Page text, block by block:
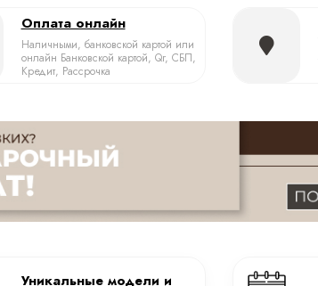
Оплата онлайн
Наличными, банковской картой или
онлайн Банковской картой, Qr, СБП,
Кредит, Рассрочка
Уникальные модели и